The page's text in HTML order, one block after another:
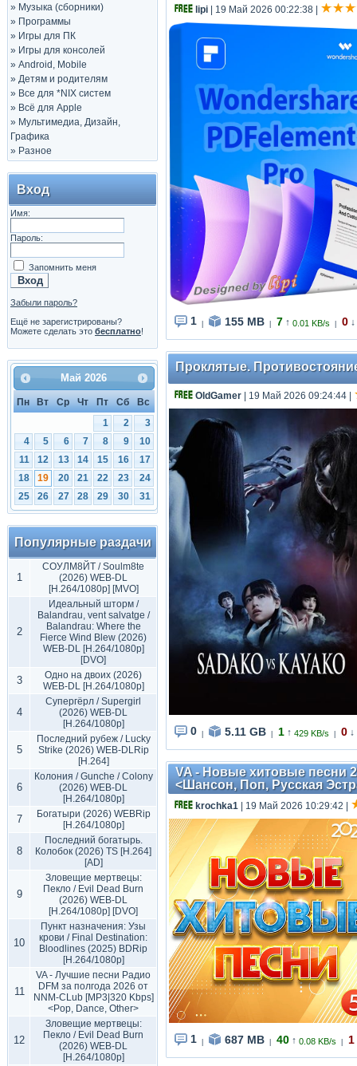
» Музыка (сборники)
» Программы
» Игры для ПК
» Игры для консолей
» Android, Mobile
» Детям и родителям
» Все для *NIX систем
» Всё для Apple
» Мультимедиа, Дизайн,
Графика
» Разное
Вход
Имя:
Пароль:
Запомнить меня
Забыли пароль?
Ещё не зарегистрированы?
Можете сделать это бесплатно!
Май 2026
Пн Вт Ср Чт Пт Сб
Вс
1
2
3
4
5 6 7 8 9
10
11
12 13 14 15 16
17
18
19 20 21 22 23
24
25
26 27 28 29 30 31
Популярные раздачи
1
СОУЛМ8ЙТ / Soulm8te
(2026) WEB-DL
[H.264/1080p] [MVO]
2
Идеальный шторм /
Balandrau, vent salvatge /
Balandrau: Where the
Fierce Wind Blew (2026)
WEB-DL [H.264/1080p]
[DVO]
3
Одно на двоих (2026)
WEB-DL [H.264/1080p]
4
Супергёрл / Supergirl
(2026) WEB-DL
[H.264/1080p]
5
Последний рубеж / Lucky
Strike (2026) WEB-DLRip
[H.264]
6
Колония / Gunche / Colony
(2026) WEB-DL
[H.264/1080p]
7
Богатыри (2026) WEBRip
[H.264/1080p]
8
Последний богатырь.
Колобок (2026) TS [H.264]
[AD]
9
Зловещие мертвецы:
Пекло / Evil Dead Burn
(2026) WEB-DL
[H.264/1080p] [DVO]
10
Пункт назначения: Узы
крови / Final Destination:
Bloodlines (2025) BDRip
[H.264/1080p]
11
VA - Лучшие песни Радио
DFM за полгода 2026 от
NNM-CLub [MP3|320 Kbps]
<Pop, Dance, Other>
12
Зловещие мертвецы:
Пекло / Evil Dead Burn
(2026) WEB-DL
[H.264/1080p]
lipi | 19 Май 2026 00:22:38
1 155 MB 7 ↑ 0.01 KB/s 0 ↓
Проклятые.
OldGamer | 19 Май 2026 09:24:44
0 5.11 GB 1 ↑ 429 KB/s 0 ↓
VA - Новые хитовые песни
<Шансон, Поп, Русская
krochka1 | 19 Май 2026 10:29:42
1 687 MB 40 ↑ 0.08 KB/s 1